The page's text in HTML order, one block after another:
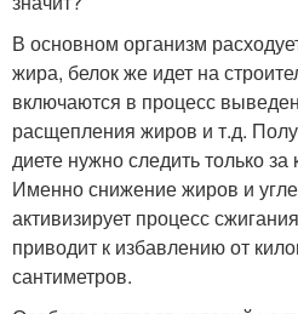
В основном организм
жира, белок же идет на
включаются в процесс
расщепления жиров и т.д.
диете нужно следить только за
Именно снижение жиров и
активизирует процесс
приводит к избавлению от
сантиметров.